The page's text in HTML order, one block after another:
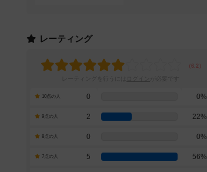
レーティング
10点の人 0 0%
9点の人 2 22%
8点の人 0 0%
7点の人 5 56%